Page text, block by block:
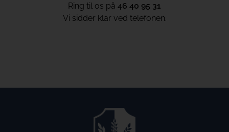
Ring til os på 46 40 95 31
Vi sidder klar ved telefonen.